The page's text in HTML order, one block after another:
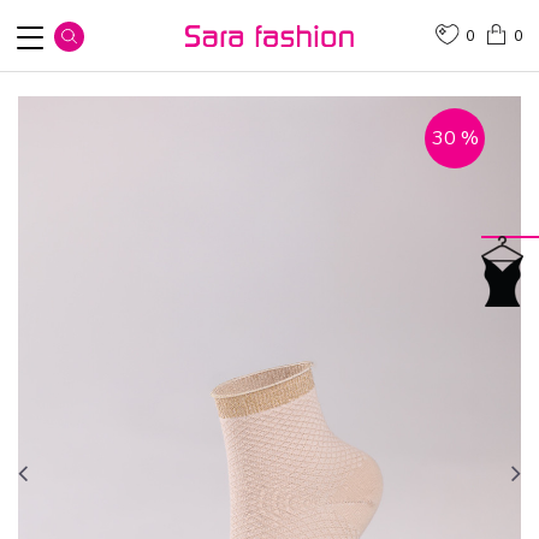
0
0
30 %